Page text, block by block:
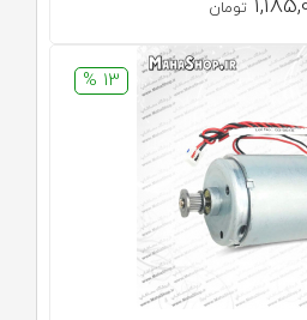
تومان
13 %